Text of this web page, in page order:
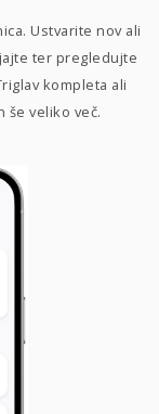
Ustvarite nov ali
ter pregledujte
kompleta ali
še veliko več.